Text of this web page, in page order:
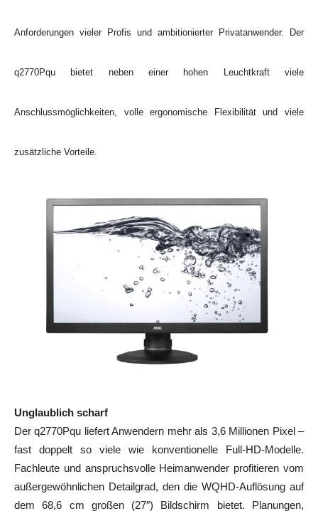
Anforderungen vieler Profis und ambitionierter Privatanwender. Der
q2770Pqu bietet neben einer hohen Leuchtkraft viele
Anschlussmöglichkeiten, volle ergonomische Flexibilität und viele
zusätzliche Vorteile.
Unglaublich scharf
Der q2770Pqu liefert Anwendern mehr als 3,6 Millionen Pixel –
fast doppelt so viele wie konventionelle Full-HD-Modelle.
Fachleute und anspruchsvolle Heimanwender profitieren vom
außergewöhnlichen Detailgrad, den die WQHD-Auflösung auf
dem 68,6 cm großen (27″) Bildschirm bietet. Planungen,